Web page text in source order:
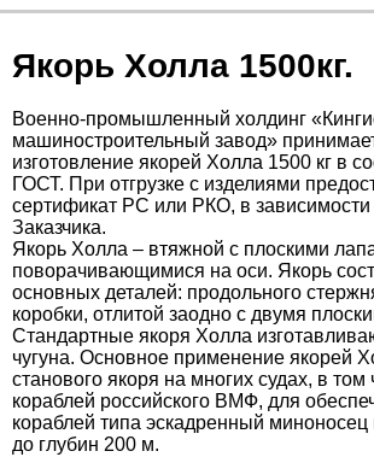
Якорь Холла 1500кг.
Военно-промышленный холдинг
машиностроительный завод»
изготовление якорей Холла 1500 кг в
ГОСТ. При отгрузке с изделиями
сертификат РС или РКО, в зависимости
Заказчика.
Якорь Холла – втяжной с плоскими
поворачивающимися на оси. Якорь
основных деталей: продольного
коробки, отлитой заодно с двумя
Стандартные якоря Холла
чугуна. Основное применение якорей
станового якоря на многих судах, в том
кораблей российского ВМФ, для
кораблей типа эскадренный миноносец
до глубин 200 м.